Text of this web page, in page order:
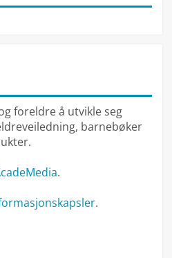
foreldre å utvikle seg
barnebøker
.
.